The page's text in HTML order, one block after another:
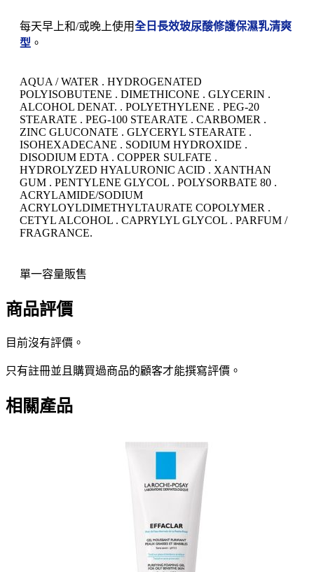
每天早上和/或晚上使用全日長效玻尿酸修護保濕乳清爽
型 。
AQUA / WATER . HYDROGENATED
POLYISOBUTENE . DIMETHICONE . GLYCERIN .
ALCOHOL DENAT. . POLYETHYLENE . PEG-20
STEARATE . PEG-100 STEARATE . CARBOMER .
ZINC GLUCONATE . GLYCERYL STEARATE .
ISOHEXADECANE . SODIUM HYDROXIDE .
DISODIUM EDTA . COPPER SULFATE .
HYDROLYZED HYALURONIC ACID . XANTHAN
GUM . PENTYLENE GLYCOL . POLYSORBATE 80 .
ACRYLAMIDE/SODIUM
ACRYLOYLDIMETHYLTAURATE COPOLYMER .
CETYL ALCOHOL . CAPRYLYL GLYCOL . PARFUM /
FRAGRANCE.
單一容量販售
商品評價
目前沒有評價。
只有註冊並且購買過商品的顧客才能撰寫評價。
相關產品